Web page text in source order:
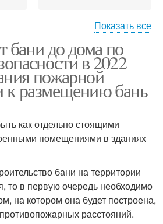
Септик на участке
Показать все
бани до дома по
в 2022
пожарной
к размещению бань
как отдельно стоящими
помещениями в зданиях
бани на территории
то в первую очередь необходимо
на котором она будет построена,
расстояний.